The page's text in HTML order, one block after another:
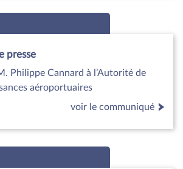
presse
Philippe Cannard à l’Autorité de
aéroportuaires
voir le communiqué